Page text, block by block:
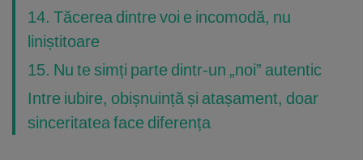
14. Tăcerea dintre voi e incomodă, nu
liniștitoare
15. Nu te simți parte dintr-un „noi” autentic
Intre iubire, obișnuință și atașament, doar
sinceritatea face diferența